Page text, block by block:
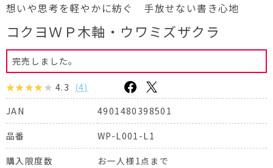
想いや思考を軽やかに紡ぐ 手放せない書き心地
コクヨＷＰ木軸・ウワミズザクラ
完売しました。
4.3 (4)
JAN
4901480398501
品番 WP-L001-L1
購入限度数 お一人様1点 まで